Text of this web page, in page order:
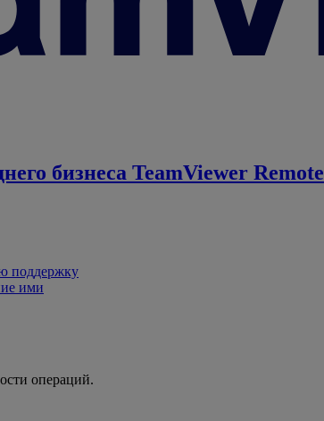
бизнеса TeamViewer Remote
поддержку
ими
операций.